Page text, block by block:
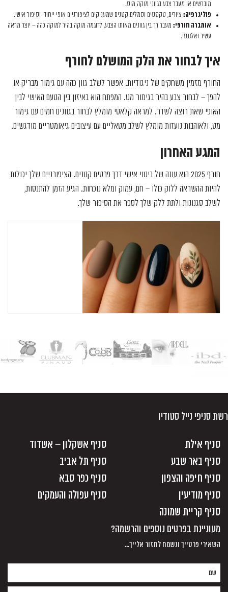
מוברשים או מעבר צבע בגווני מוקה מוס.
פוליגרפיה:ציורים, טקסטים וסמלים קטנים שמעניקים לציפורניים אופי ייחודי וסיפור אישי.
אומברה חורפי:מעבר רך בין גוונים מאותו הצבע, לדוגמה מוקה בהיר למוקה כהה – יוצר מראה
עשיר ואלגנטי.
איך לבחור את הלק המושלם לחורף
החורף מזמין משחקים של ניגודיות. אפשר לשלב גוון כהה עם גימור מבריק או
להפך – לבחור צבע בהיר בגימור מט. המפתח הוא באיזון בין הטעם האישי לבין
האופי שאת רוצה לשדר. למראה קלאסי מומלץ לבחור בגוונים חמים עם גימור
מט, ולאוהבות נועזות מומלץ לשלב מטאליים עם עיצובים גיאומטריים מודגשים.
המגע האחרון
חורף 2025 הוא עונה של ביטוי אישי דרך פרטים קטנים. הציפורניים שלך יכולות
להיות ההשראה ללוק כולו – חם, עמוק ומלא נוכחות. הגיע הזמן להתנסות,
לשלב סגנונות ולתת ללק שלך לספר את הסיפור שלך.
רשת סניפי נייל סטודיו
סניף אילת
סניף אשקלון – אשדוד
סניף באר שבע
סניף תל אביב
סניף חיפה והצפון
סניף כפר סבא
סניף מודיעין
סניף עפולה והעמקים
סניף קריית שמונה
מעוניינת בפרטים נוספים והרשמה?
השאירי פרטייך ונשמח לחזור אלייך...